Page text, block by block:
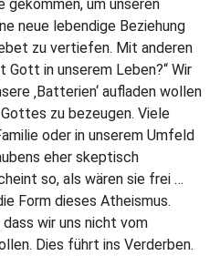
gekommen, um unseren
neue lebendige Beziehung
zu vertiefen. Mit anderen
Gott in unserem Leben?“ Wir
‚Batterien‘ aufladen wollen
zu bezeugen. Viele
oder in unserem Umfeld
eher skeptisch
so, als wären sie frei …
Form dieses Atheismus.
wir uns nicht vom
Dies führt ins Verderben.